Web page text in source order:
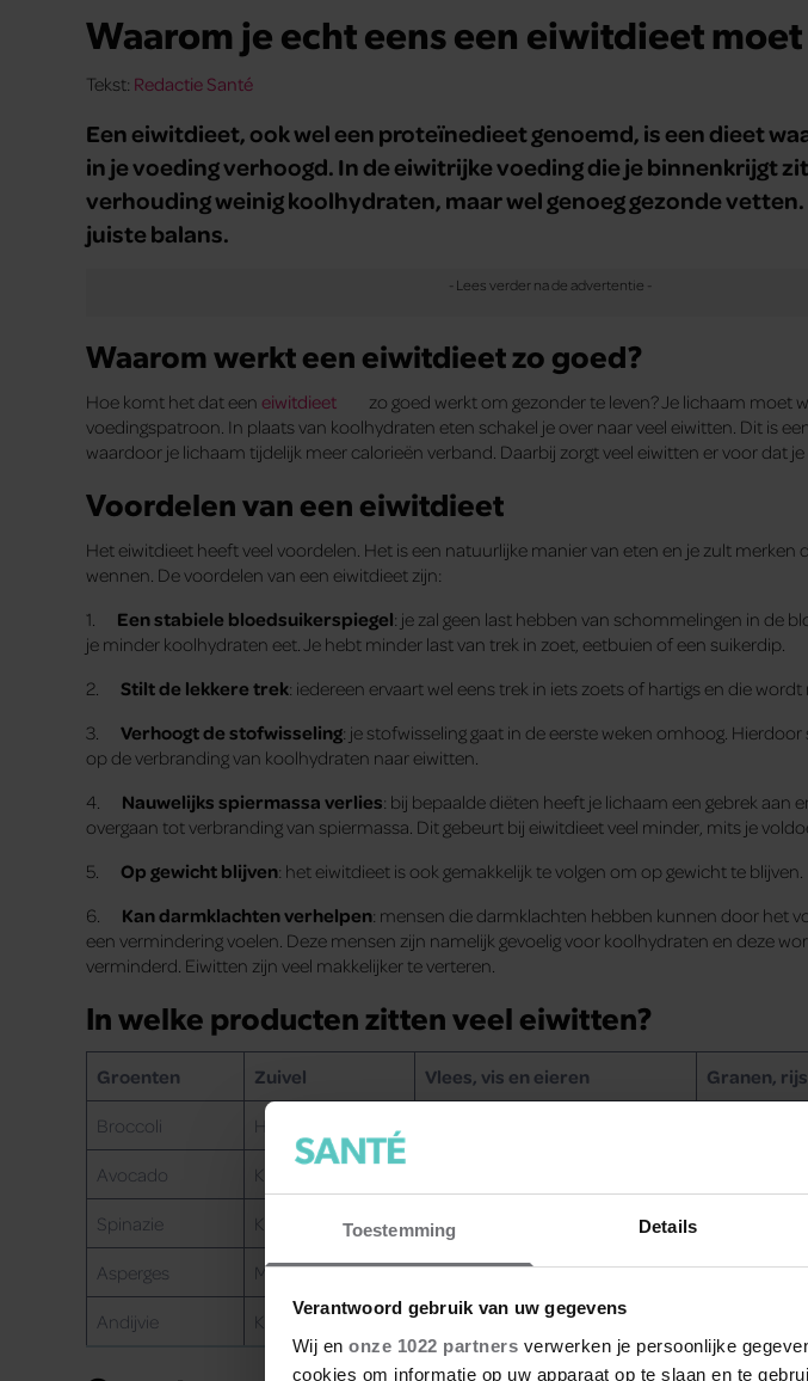
Toestemming Details
Verantwoord gebruik van uw gegevens
Wij en onze 1022 partners verwerken je persoonlijke
cookies om informatie op uw apparaat op te slaan en te
Waarom je echt eens een eiwitdieet
Tekst: Redactie Santé
Een eiwitdieet, ook wel een proteïnedieet genoemd, is een dieet
in je voeding verhoogd. In de eiwitrijke voeding die je binnenkrijgt
verhouding weinig koolhydraten, maar wel genoeg gezonde
juiste balans.
Waarom werkt een eiwitdieet zo goed?
Hoe komt het dat een eiwitdieet
zo goed werkt om gezonder te leven? Je lichaam moet
voedingspatroon. In plaats van koolhydraten eten schakel je over naar veel eiwitten. Dit is
waardoor je lichaam tijdelijk meer calorieën verband. Daarbij zorgt veel eiwitten er voor dat
Voordelen van een eiwitdieet
Het eiwitdieet heeft veel voordelen. Het is een natuurlijke manier van eten en je zult merken
wennen. De voordelen van een eiwitdieet zijn:
1. Een stabiele bloedsuikerspiegel: je zal geen last hebben van schommelingen in de
je minder koolhydraten eet. Je hebt minder last van trek in zoet, eetbuien of een suikerdip.
2. Stilt de lekkere trek: iedereen ervaart wel eens trek in iets zoets of hartigs en die
3. Verhoogt de stofwisseling: je stofwisseling gaat in de eerste weken omhoog.
op de verbranding van koolhydraten naar eiwitten.
4. Nauwelijks spiermassa verlies: bij bepaalde diëten heeft je lichaam een gebrek aan
overgaan tot verbranding van spiermassa. Dit gebeurt bij eiwitdieet veel minder, mits je
5. Op gewicht blijven: het eiwitdieet is ook gemakkelijk te volgen om op gewicht te blijven.
6. Kan darmklachten verhelpen: mensen die darmklachten hebben kunnen door het
een vermindering voelen. Deze mensen zijn namelijk gevoelig voor koolhydraten en deze
verminderd. Eiwitten zijn veel makkelijker te verteren.
In welke producten zitten veel eiwitten?
Groenten Zuivel Vlees, vis en eieren Granen,
Broccoli Hüttenkäse
Avocado Kaas 30+
Spinazie Kwark Garnalen
Asperges Mozzarella Kalkoenfilet Zilverliesrijst
Andijvie Karnemelk Zalm